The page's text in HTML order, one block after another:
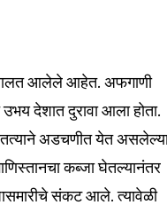
चालत आलेले आहेत. अफगाणी
देशात दुरावा आला होता.
अडचणीत येत
कब्जा घेतल्यानंतर
संकट आले. त्यावेळी